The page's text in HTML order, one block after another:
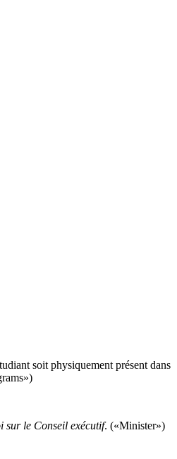
soit physiquement présent dans
sur le Conseil exécutif. («Minister»)